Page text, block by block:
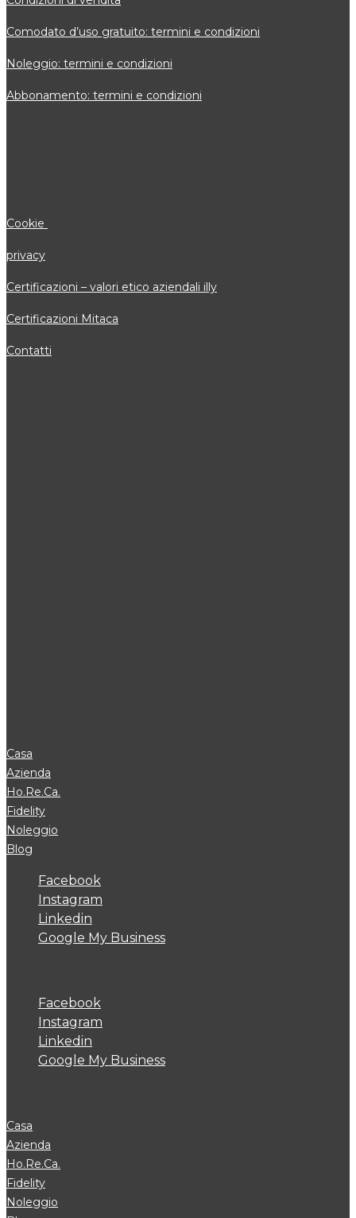
Comodato d’uso gratuito: termini e condizioni
Noleggio: termini e condizioni
Abbonamento: termini e condizioni
Cookie
privacy
Certificazioni – valori etico aziendali illy
Certificazioni Mitaca
Contatti
Casa
Azienda
Ho.Re.Ca.
Fidelity
Noleggio
Blog
Facebook
Instagram
Linkedin
Google My Business
Facebook
Instagram
Linkedin
Google My Business
Casa
Azienda
Ho.Re.Ca.
Fidelity
Noleggio